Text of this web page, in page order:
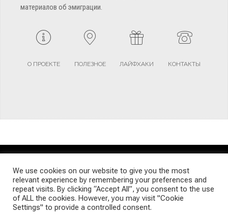
материалов об эмиграции.
О ПРОЕКТЕ ПОЛЕЗНОЕ ЛАЙФХАКИ КОНТАКТЫ
TERMS AND CONDITIONS PRIVACY POLICY SITEMAP
© Emigrants Life WordPress Theme by TagDiv
We use cookies on our website to give you the most
relevant experience by remembering your preferences and
repeat visits. By clicking “Accept All”, you consent to the use
of ALL the cookies. However, you may visit "Cookie
Settings" to provide a controlled consent.